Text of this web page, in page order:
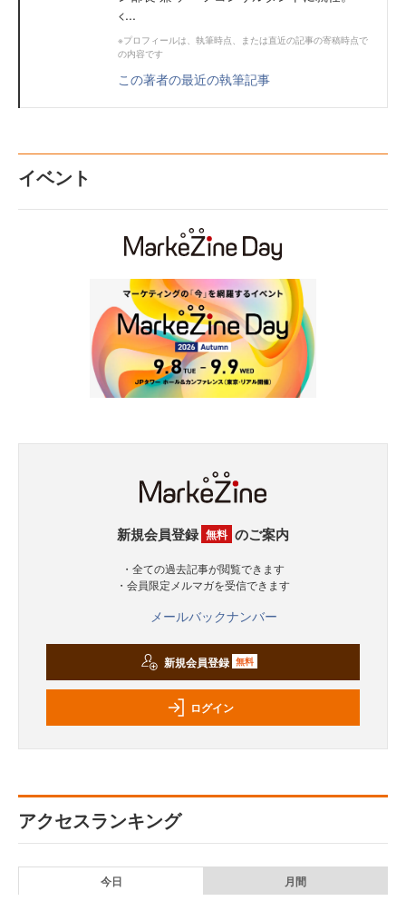
<...
※プロフィールは、執筆時点、または直近の記事の寄稿時点で
の内容です
この著者の最近の執筆記事
イベント
新規会員登録 無料 のご案内
・全ての過去記事が閲覧できます
・会員限定メルマガを受信できます
メールバックナンバー
新規会員登録 無料
ログイン
アクセスランキング
今日 月間